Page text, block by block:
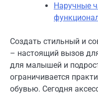
Наручные
Создать стильный и
– настоящий вызов
для малышей и
ограничивается
обувью. Сегодня